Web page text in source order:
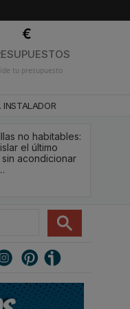
tu presupuesto
INSTALADOR
no habitables:
el último
acondicionar